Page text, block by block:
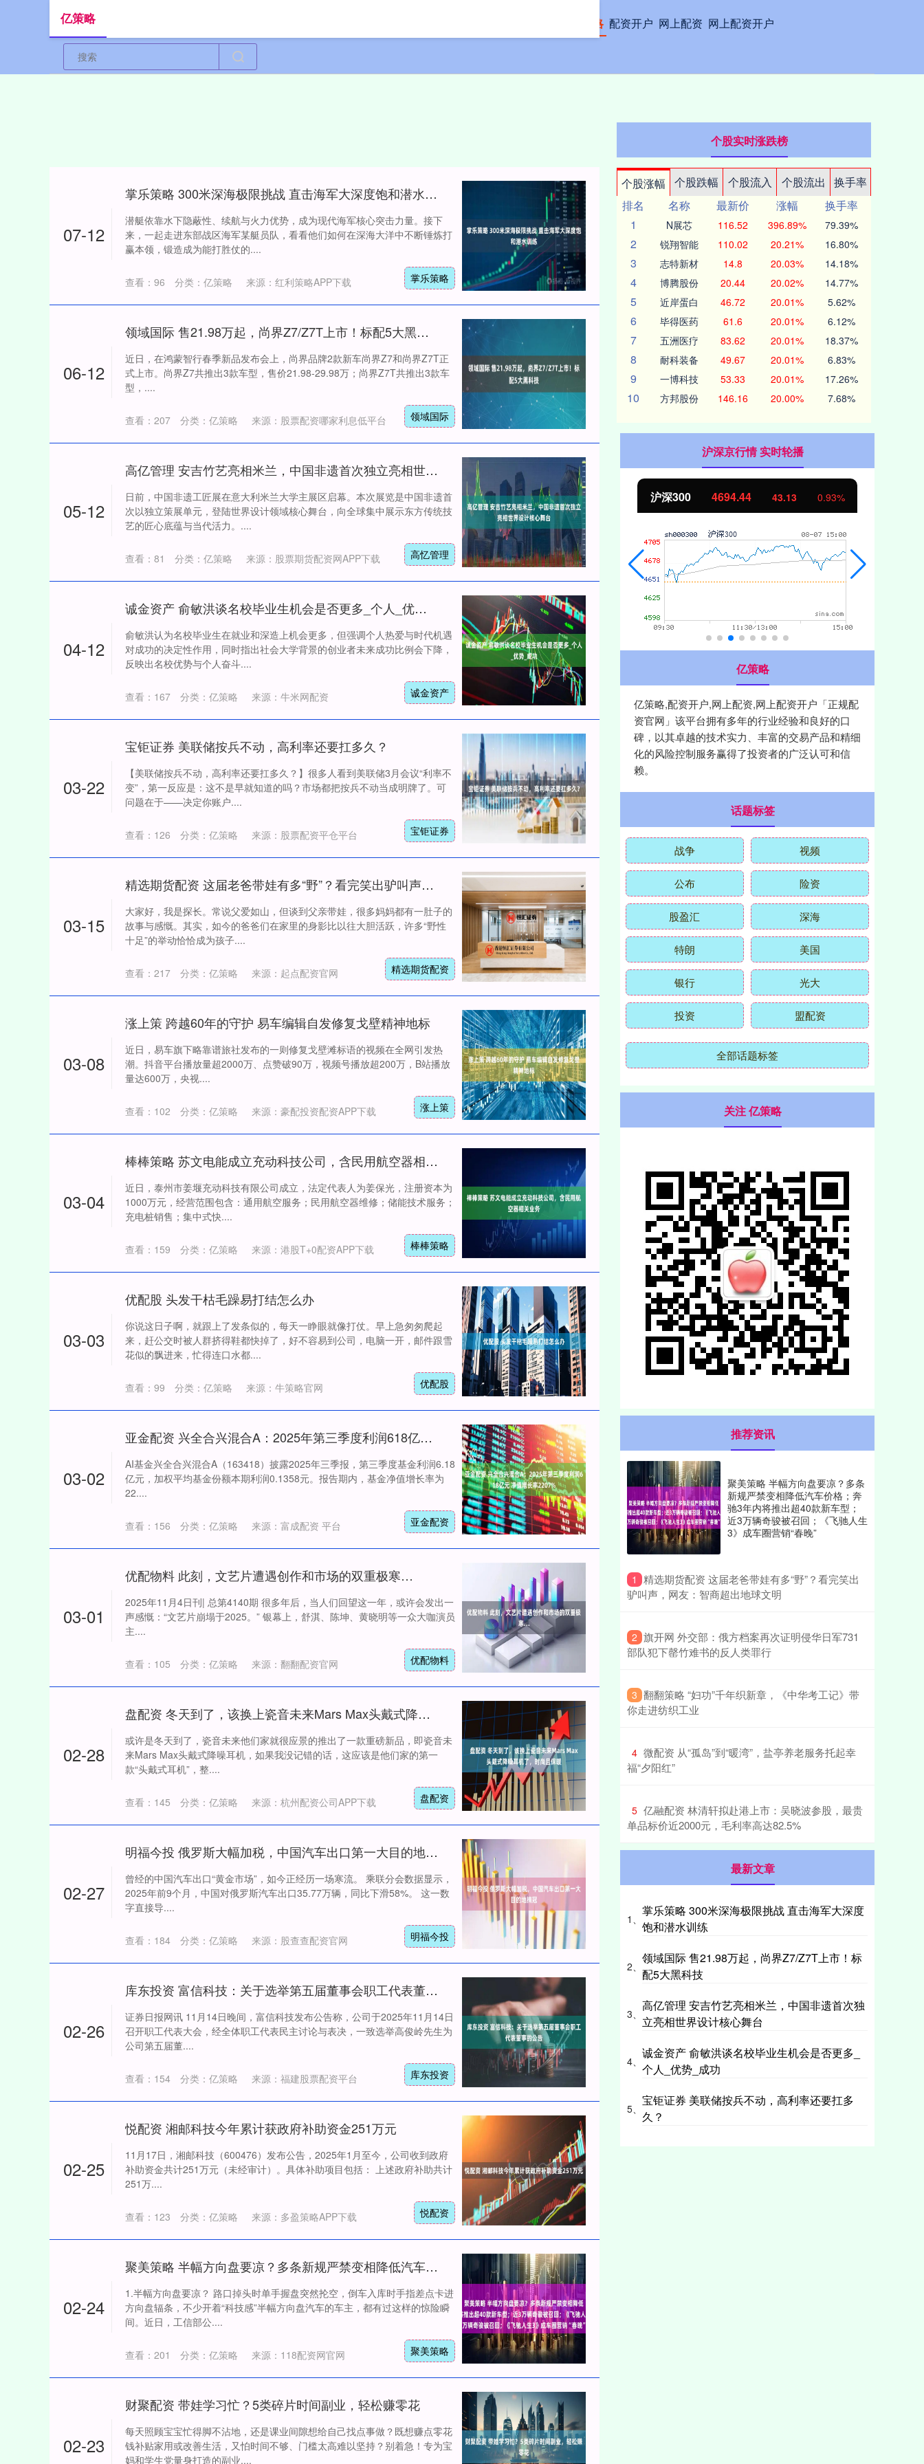
亿策略 配资开户 网上配资 网上配资开户
亿策略
07-12
掌乐策略 300米深海极限挑战 直击海军大深度饱和潜水训练
潜艇依靠水下隐蔽性、续航与火力优势，成为现代海军核心突击力量。接下
来，一起走进东部战区海军某艇员队，看看他们如何在深海大洋中不断锤炼打
赢本领，锻造成为能打胜仗的....
掌乐策略
来源：红利策略APP下载
查看： 96 分类： 亿策略
06-12
领域国际 售21.98万起，尚界Z7/Z7T上市！标配5大黑科技
近日，在鸿蒙智行春季新品发布会上，尚界品牌2款新车尚界Z7和尚界Z7T正
式上市。尚界Z7共推出3款车型，售价21.98-29.98万；尚界Z7T共推出3款车
型，....
领域国际
来源：股票配资哪家利息低平台
查看： 207 分类： 亿策略
05-12
高亿管理 安吉竹艺亮相米兰，中国非遗首次独立亮相世界设计核心舞台
日前，中国非遗工匠展在意大利米兰大学主展区启幕。本次展览是中国非遗首
次以独立策展单元，登陆世界设计领域核心舞台，向全球集中展示东方传统技
艺的匠心底蕴与当代活力。....
高忆管理
来源：股票期货配资网APP下载
查看： 81 分类： 亿策略
04-12
诚金资产 俞敏洪谈名校毕业生机会是否更多_个人_优势_成功
俞敏洪认为名校毕业生在就业和深造上机会更多，但强调个人热爱与时代机遇
对成功的决定性作用，同时指出社会大学背景的创业者未来成功比例会下降，
反映出名校优势与个人奋斗....
诚金资产
来源：牛米网配资
查看： 167 分类： 亿策略
03-22
宝钜证券 美联储按兵不动，高利率还要扛多久？
【美联储按兵不动，高利率还要扛多久？】很多人看到美联储3月会议“利率不
变”，第一反应是：这不是早就知道的吗？市场都把按兵不动当成明牌了。可
问题在于——决定你账户....
宝钜证券
来源：股票配资平仓平台
查看： 126 分类： 亿策略
03-15
精选期货配资 这届老爸带娃有多“野”？看完笑出驴叫声，网友：智商超出地球文明
大家好，我是探长。常说父爱如山，但谈到父亲带娃，很多妈妈都有一肚子的
故事与感慨。其实，如今的爸爸们在家里的身影比以往大胆活跃，许多“野性
十足”的举动恰恰成为孩子....
精选期货配资
来源：起点配资官网
查看： 217 分类： 亿策略
03-08
涨上策 跨越60年的守护 易车编辑自发修复戈壁精神地标
近日，易车旗下略靠谱旅社发布的一则修复戈壁滩标语的视频在全网引发热
潮。抖音平台播放量超2000万、点赞破90万，视频号播放超200万，B站播放
量达600万，央视....
涨上策
来源：豪配投资配资APP下载
查看： 102 分类： 亿策略
03-04
棒棒策略 苏文电能成立充动科技公司，含民用航空器相关业务
近日，泰州市姜堰充动科技有限公司成立，法定代表人为姜保光，注册资本为
1000万元，经营范围包含：通用航空服务；民用航空器维修；储能技术服务；
充电桩销售；集中式快....
棒棒策略
来源：港股T+0配资APP下载
查看： 159 分类： 亿策略
03-03
优配股 头发干枯毛躁易打结怎么办
你说这日子啊，就跟上了发条似的，每天一睁眼就像打仗。早上急匆匆爬起
来，赶公交时被人群挤得鞋都快掉了，好不容易到公司，电脑一开，邮件跟雪
花似的飘进来，忙得连口水都....
优配股
来源：牛策略官网
查看： 99 分类： 亿策略
03-02
亚金配资 兴全合兴混合A：2025年第三季度利润618亿元 净值增长率2207%
AI基金兴全合兴混合A（163418）披露2025年三季报，第三季度基金利润6.18
亿元，加权平均基金份额本期利润0.1358元。报告期内，基金净值增长率为
22....
亚金配资
来源：富成配资 平台
查看： 156 分类： 亿策略
03-01
优配物料 此刻，文艺片遭遇创作和市场的双重极寒…
2025年11月4日刊| 总第4140期 很多年后，当人们回望这一年，或许会发出一
声感慨：“文艺片崩塌于2025。” 银幕上，舒淇、陈坤、黄晓明等一众大咖演员
主....
优配物料
来源：翻翻配资官网
查看： 105 分类： 亿策略
02-28
盘配资 冬天到了，该换上瓷音未来Mars Max头戴式降噪耳机了，时尚且保暖
或许是冬天到了，瓷音未来他们家就很应景的推出了一款重磅新品，即瓷音未
来Mars Max头戴式降噪耳机，如果我没记错的话，这应该是他们家的第一
款“头戴式耳机”，整....
盘配资
来源：杭州配资公司APP下载
查看： 145 分类： 亿策略
02-27
明福今投 俄罗斯大幅加税，中国汽车出口第一大目的地摘冠
曾经的中国汽车出口“黄金市场”，如今正经历一场寒流。 乘联分会数据显示，
2025年前9个月，中国对俄罗斯汽车出口35.77万辆，同比下滑58%。 这一数
字直接导....
明福今投
来源：股查查配资官网
查看： 184 分类： 亿策略
02-26
库东投资 富信科技：关于选举第五届董事会职工代表董事的公告
证券日报网讯 11月14日晚间，富信科技发布公告称，公司于2025年11月14日
召开职工代表大会，经全体职工代表民主讨论与表决，一致选举高俊岭先生为
公司第五届董....
库东投资
来源：福建股票配资平台
查看： 154 分类： 亿策略
02-25
悦配资 湘邮科技今年累计获政府补助资金251万元
11月17日，湘邮科技（600476）发布公告，2025年1月至今，公司收到政府
补助资金共计251万元（未经审计）。具体补助项目包括： 上述政府补助共计
251万....
悦配资
来源：多盈策略APP下载
查看： 123 分类： 亿策略
02-24
聚美策略 半幅方向盘要凉？多条新规严禁变相降低汽车价格；奔驰3年内将推出超40款新车型；近3万辆奇骏被召回；《飞驰人生3》成车圈营销“春晚”
1.半幅方向盘要凉？ 路口掉头时单手握盘突然抡空，倒车入库时手指差点卡进
方向盘辐条，不少开着“科技感”半幅方向盘汽车的车主，都有过这样的惊险瞬
间。近日，工信部公....
聚美策略
来源：118配资网官网
查看： 201 分类： 亿策略
02-23
财聚配资 带娃学习忙？5类碎片时间副业，轻松赚零花
每天照顾宝宝忙得脚不沾地，还是课业间隙想给自己找点事做？既想赚点零花
钱补贴家用或改善生活，又怕时间不够、门槛太高难以坚持？别着急！专为宝
妈和学生党量身打造的副业....
个股实时涨跌榜
个股涨幅 个股跌幅 个股流入 个股流出
换手率
排名
名称 最新价 涨幅
换手率
1
N展芯 116.52 396.89% 79.39%
2 锐翔智能 110.02 20.21% 16.80%
3 志特新材 14.8 20.03% 14.18%
4 博腾股份 20.44 20.02% 14.77%
5 近岸蛋白 46.72 20.01% 5.62%
6 毕得医药 61.6 20.01% 6.12%
7 五洲医疗 83.62 20.01% 18.37%
8 耐科装备 49.67 20.01% 6.83%
9 一博科技 53.33 20.01% 17.26%
10 方邦股份 146.16 20.00% 7.68%
沪深京行情 实时轮播
深证成指 14311.01 200.89 1.42% 沪深300 4694.44 43.13 0.93% 北证50 1134.24 11.37 1.01%
亿策略
亿策略,配资开户,网上配资,网上配资开户「正规配
资官网」该平台拥有多年的行业经验和良好的口
碑，以其卓越的技术实力、丰富的交易产品和精细
化的风险控制服务赢得了投资者的广泛认可和信
赖。
话题标签
战争 视频
公布 险资
股盈汇 深海
特朗 美国
银行 光大
投资 盟配资
全部话题标签
关注 亿策略
推荐资讯
聚美策略 半幅方向盘要凉？多条
新规严禁变相降低汽车价格；奔
驰3年内将推出超40款新车型；
近3万辆奇骏被召回；《飞驰人生
3》成车圈营销“春晚”
1 ​精选期货配资 这届老爸带娃有多“野”？看完笑出
驴叫声，网友：智商超出地球文明
2 ​旗开网 外交部：俄方档案再次证明侵华日军731
部队犯下罄竹难书的反人类罪行
3 ​翻翻策略 “妇功”千年织新章，《中华考工记》带
你走进纺织工业
4 ​微配资 从“孤岛”到“暖湾”，盐亭养老服务托起幸
福“夕阳红”
5 ​亿融配资 林清轩拟赴港上市：吴晓波参股，最贵
单品标价近2000元，毛利率高达82.5%
最新文章
1、
掌乐策略 300米深海极限挑战 直击海军大深度
饱和潜水训练
2、
领域国际 售21.98万起，尚界Z7/Z7T上市！标
配5大黑科技
3、
高亿管理 安吉竹艺亮相米兰，中国非遗首次独
立亮相世界设计核心舞台
4、
诚金资产 俞敏洪谈名校毕业生机会是否更多_
个人_优势_成功
5、
宝钜证券 美联储按兵不动，高利率还要扛多
久？